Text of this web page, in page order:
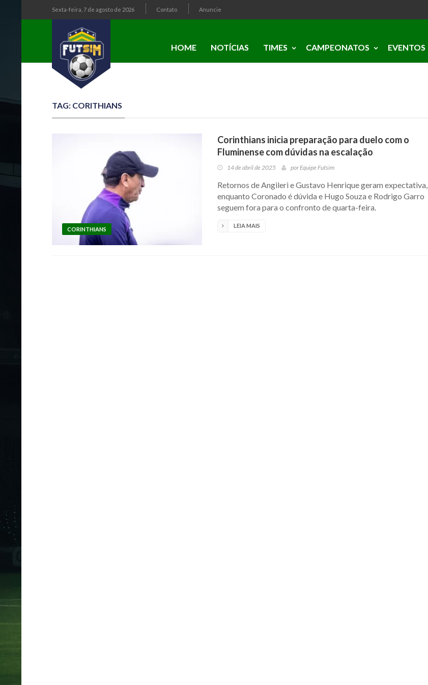
Sexta-feira, 7 de agosto de 2026 Contato Anuncie
HOME NOTÍCIAS TIMES CAMPEONATOS EVENTOS
TAG: CORITHIANS
CORINTHIANS
Corinthians inicia preparação para duelo com o
Fluminense com dúvidas na escalação
14 de abril de 2025 porEquipe Futsim
Retornos de Angileri e Gustavo Henrique geram expectativa,
enquanto Coronado é dúvida e Hugo Souza e Rodrigo Garro
seguem fora para o confronto de quarta-feira.
LEIA MAIS